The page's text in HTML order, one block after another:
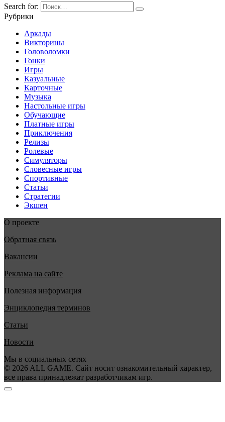
Search for:
Рубрики
Аркады
Викторины
Головоломки
Гонки
Игры
Казуальные
Карточные
Музыка
Настольные игры
Обучающие
Платные игры
Приключения
Релизы
Ролевые
Симуляторы
Словесные игры
Спортивные
Статьи
Стратегии
Экшен
О проекте
Обратная связь
Вакансии
Реклама на сайте
Полезная информация
Энциклопедия терминов
Статьи
Новости
Мы в социальных сетях
© 2026 ALL GAME. Сайт носит ознакомительный характер,
все права принадлежат разработчикам игр.